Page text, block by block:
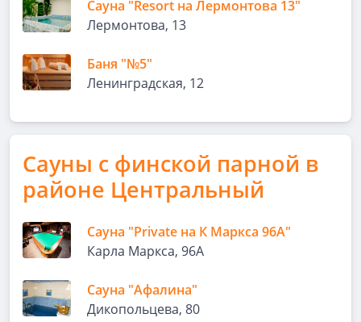
Сауна "Resort на Лермонтова 13"
Лермонтова, 13
Баня "№5"
Ленинградская, 12
Сауны с финской парной в
районе Центральный
Сауна "Private на К Маркса 96А"
Карла Маркса, 96А
Сауна "Афалина"
Ди­ко­поль­це­ва, 80